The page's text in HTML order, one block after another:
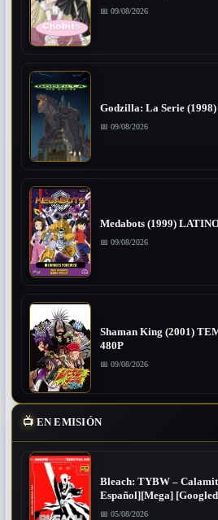
📅 09/08/2026
Godzilla: La Serie
📅 09/08/2026
Medabots (1999)
📅 09/08/2026
Shaman King (2001)
480P
📅 09/08/2026
📺 EN EMISIÓN
Bleach: TYBW –
Español][Mega]
📅 05/08/2026